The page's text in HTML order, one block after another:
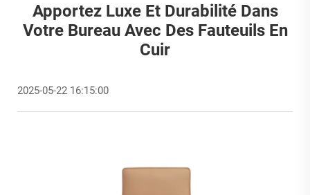
Apportez Luxe Et Durabilité Dans
Votre Bureau Avec Des Fauteuils En
Cuir
2025-05-22 16:15:00